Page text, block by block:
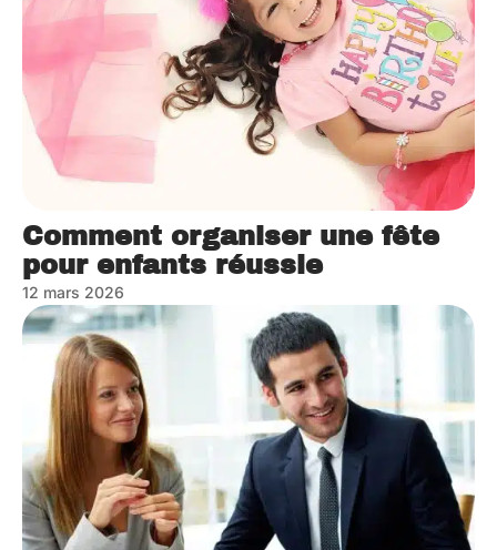
Comment organiser une fête
pour enfants réussie
12 mars 2026